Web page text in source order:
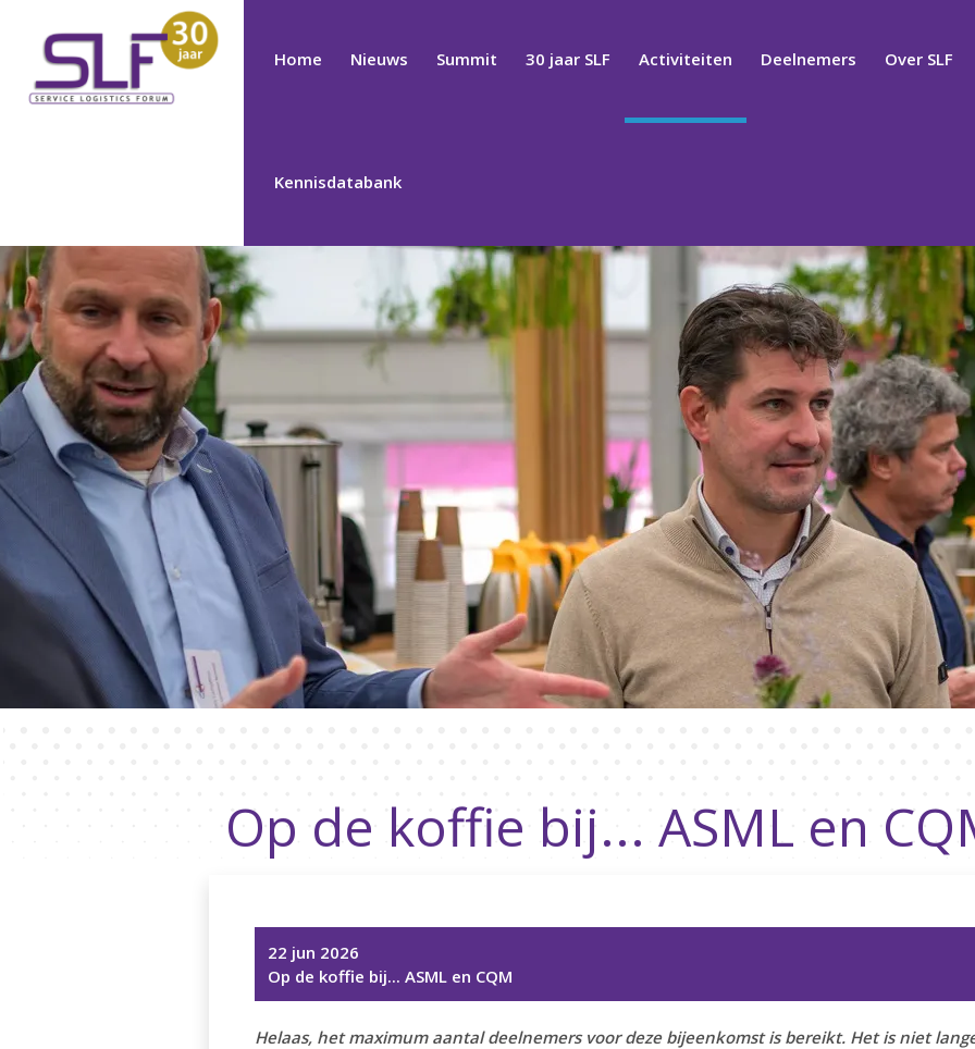
Home Nieuws Summit 30 jaar SLF Activiteiten Deelnemers Over SLF
Kennisdatabank
Op de koffie bij... ASML en
22 jun 2026
Op de koffie bij... ASML en CQM
Helaas, het maximum aantal deelnemers voor deze bijeenkomst is bereikt. Het is niet